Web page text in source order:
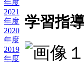
年度
2021
年度
2020
年度
2019
年度
学習指